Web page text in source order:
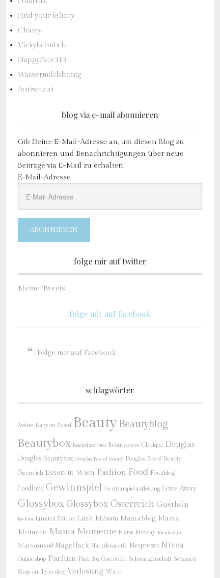
Find your felicity
Chamy
Vickyliebtdich
HappyFace313
Wassermilchhonig
Antiwitz.at
blog via e-mail abonnieren
Gib Deine E-Mail-Adresse an, um diesen Blog zu
abonnieren und Benachrichtigungen über neue
Beiträge via E-Mail zu erhalten.
E-Mail-Adresse
ABONNIEREN
folge mir auf twitter
Meine Tweets
folge mir auf facebook
Folge mir auf Facebook
schlagwörter
Avène Baby on Board Beauty Beautyblog
Beautybox Beautyfavoriten Beautypress Clinique Douglas
Douglas Beautybox Douglas Box of Beauty Douglas Box of Beauty
Österreich Essen in Wien Fashion Food Foodblog
Foodlove Gewinnspiel Gewinnspielauflösung Give Away
GlossyboxGlossybox Österreich Guerlain
Isadora Limited Edition Lush M.Asam Mamablog Mama
Moment Mama Momente Mama Monday Manhattan
Marionnaud Nagellack Naturkosmetik Nespresso Nivea
Onlineshop Parfum Pink Box Österreich Schwangerschaft Sebamed
Shop until you drop Verlosung Wien